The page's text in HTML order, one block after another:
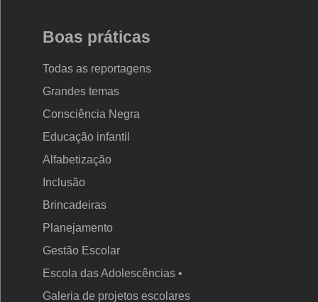
Boas práticas
Todas as reportagens
Grandes temas
Consciência Negra
Educação infantil
Alfabetização
Inclusão
Brincadeiras
Planejamento
Gestão Escolar
Escola das Adolescências •
Galeria de projetos escolares